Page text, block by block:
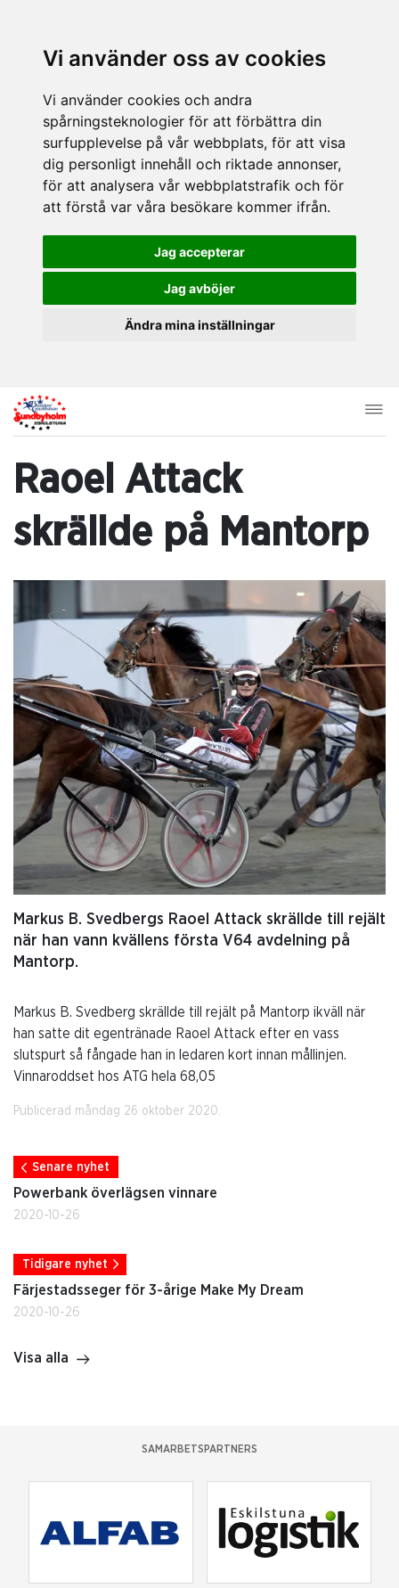
Vi använder oss av cookies
Vi använder cookies och andra
spårningsteknologier för att förbättra din
surfupplevelse på vår webbplats, för att visa
dig personligt innehåll och riktade annonser,
för att analysera vår webbplatstrafik och för
att förstå var våra besökare kommer ifrån.
Jag accepterar
Jag avböjer
Ändra mina inställningar
Raoel Attack
skrällde på Mantorp
Markus B. Svedbergs Raoel Attack skrällde till rejält
när han vann kvällens första V64 avdelning på
Mantorp.
Markus B. Svedberg skrällde till rejält på Mantorp ikväll när
han satte dit egentränade Raoel Attack efter en vass
slutspurt så fångade han in ledaren kort innan mållinjen.
Vinnaroddset hos ATG hela 68,05
Publicerad måndag 26 oktober 2020.
Senare nyhet
Powerbank överlägsen vinnare
2020-10-26
Tidigare nyhet
Färjestadsseger för 3-årige Make My Dream
2020-10-26
Visa alla
SAMARBETSPARTNERS